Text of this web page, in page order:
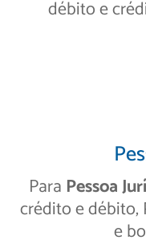
débito e
Para Pessoa
crédito e débito,
e